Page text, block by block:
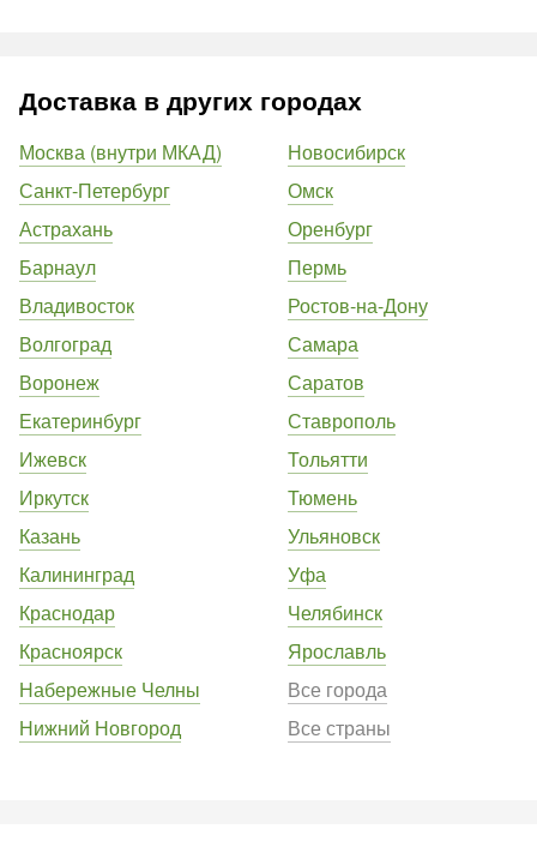
Доставка в других городах
Москва (внутри МКАД)
Санкт-Петербург
Астрахань
Барнаул
Владивосток
Волгоград
Воронеж
Екатеринбург
Ижевск
Иркутск
Казань
Калининград
Краснодар
Красноярск
Набережные Челны
Нижний Новгород
Новосибирск
Омск
Оренбург
Пермь
Ростов-на-Дону
Самара
Саратов
Ставрополь
Тольятти
Тюмень
Ульяновск
Уфа
Челябинск
Ярославль
Все города
Все страны